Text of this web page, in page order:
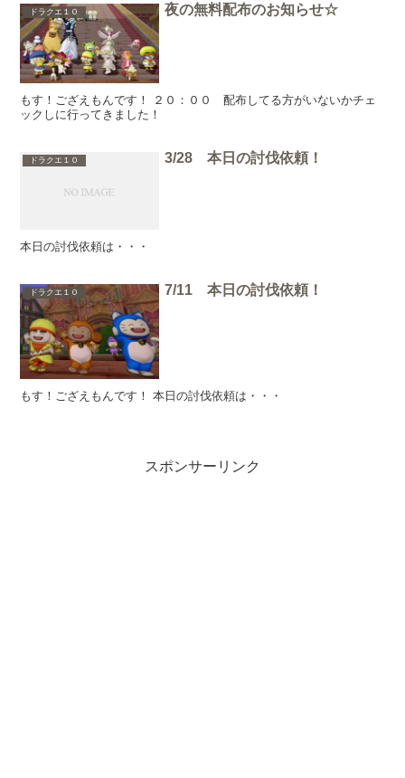
ドラクエ１０ 夜の無料配布のお知らせ☆
もす！ござえもんです！ ２０：００ 配布してる方がいないかチェ
ックしに行ってきました！
ドラクエ１０ 3/28 本日の討伐依頼！
本日の討伐依頼は・・・
ドラクエ１０ 7/11 本日の討伐依頼！
もす！ござえもんです！ 本日の討伐依頼は・・・
スポンサーリンク